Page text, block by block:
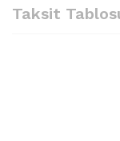
Taksit